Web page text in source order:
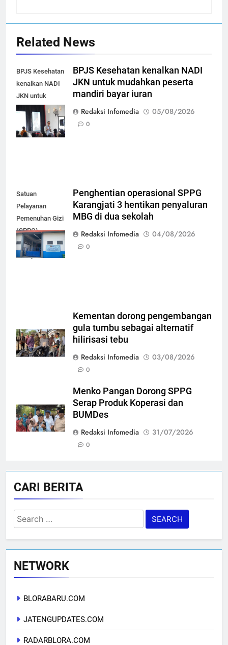
Related News
BPJS Kesehatan
kenalkan NADI
JKN untuk
mudahkan
peserta mandiri
bayar iuran
BPJS Kesehatan kenalkan NADI
JKN untuk mudahkan peserta
mandiri bayar iuran
Redaksi Infomedia
05/08/2026
0
Satuan
Pelayanan
Pemenuhan Gizi
(SPPG)
Karangjati 3 di
Kabupaten Blora
Penghentian operasional SPPG
Karangjati 3 hentikan penyaluran
MBG di dua sekolah
Redaksi Infomedia
04/08/2026
0
Kementan dorong pengembangan
gula tumbu sebagai alternatif
hilirisasi tebu
Redaksi Infomedia
03/08/2026
0
Menko Pangan Dorong SPPG
Serap Produk Koperasi dan
BUMDes
Redaksi Infomedia
31/07/2026
0
CARI BERITA
Search
for:
NETWORK
BLORABARU.COM
JATENGUPDATES.COM
RADARBLORA.COM